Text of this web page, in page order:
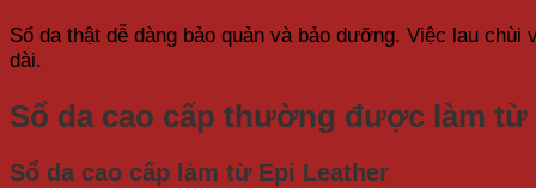
Sổ da thật dễ dàng bảo quản và bảo dưỡng. Việc lau
dài.
Sổ da cao cấp thường được làm từ
Sổ da cao cấp làm từ Epi Leather